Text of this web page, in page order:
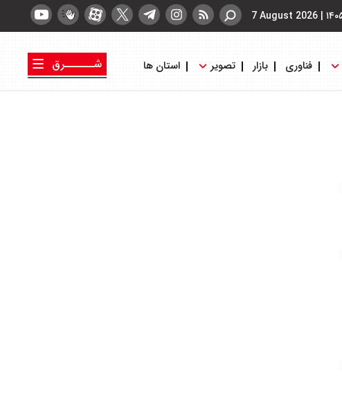
|
7 August 2026
فناوری بازار تصویر استان ها
شــــــرق